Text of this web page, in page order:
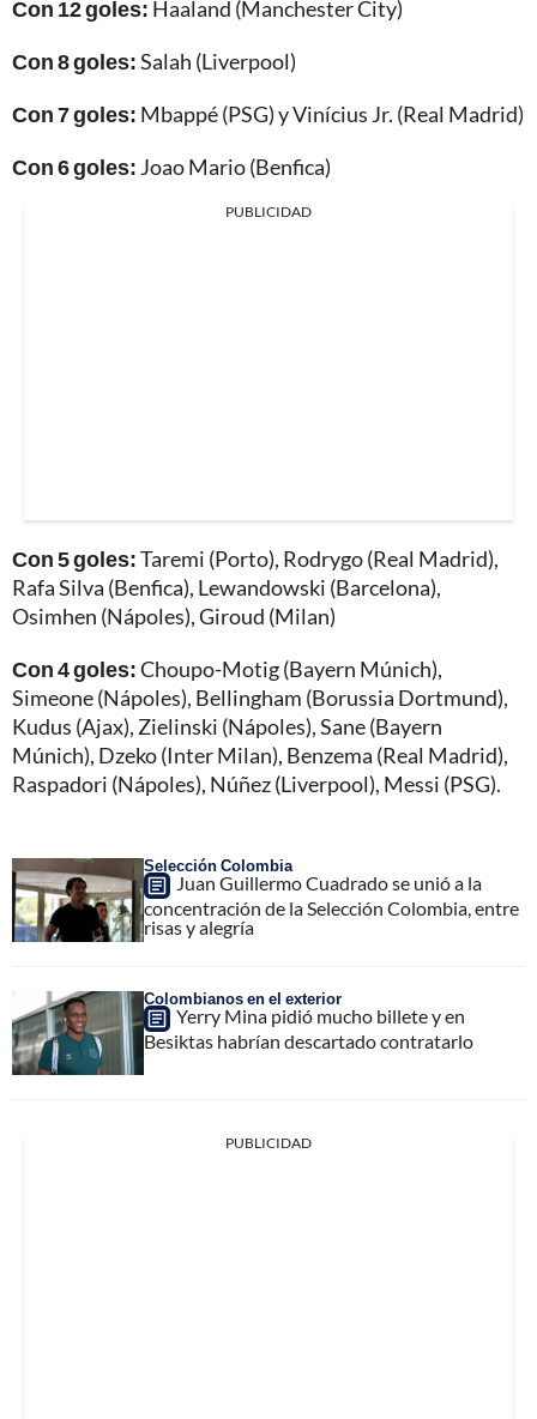
Con 12 goles: Haaland (Manchester City)
Con 8 goles:Salah (Liverpool)
Con 7 goles: Mbappé (PSG) y Vinícius Jr. (Real Madrid)
Con 6 goles: Joao Mario (Benfica)
PUBLICIDAD
Con 5 goles:Taremi (Porto), Rodrygo (Real Madrid),
Rafa Silva (Benfica), Lewandowski (Barcelona),
Osimhen (Nápoles), Giroud (Milan)
Con 4 goles:Choupo-Motig (Bayern Múnich),
Simeone (Nápoles), Bellingham (Borussia Dortmund),
Kudus (Ajax), Zielinski (Nápoles), Sane (Bayern
Múnich), Dzeko (Inter Milan), Benzema (Real Madrid),
Raspadori (Nápoles), Núñez (Liverpool), Messi (PSG).
Selección Colombia
Juan Guillermo Cuadrado se unió a la
concentración de la Selección Colombia, entre
risas y alegría
Colombianos en el exterior
Yerry Mina pidió mucho billete y en
Besiktas habrían descartado contratarlo
PUBLICIDAD